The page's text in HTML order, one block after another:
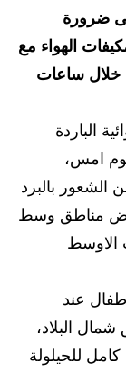
ضرورة
الهواء مع
خلال ساعات
الباردة
يوم امس،
الشعور بالبرد
مناطق وسط
الاوسط
عند
البلاد،
للحيلولة